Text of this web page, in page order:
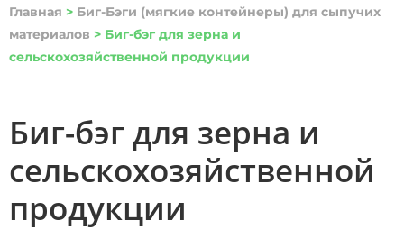
Главная > Биг-Бэги (мягкие контейнеры) для сыпучих
материалов > Биг-бэг для зерна и
сельскохозяйственной продукции
Биг-бэг для зерна и
сельскохозяйственной
продукции